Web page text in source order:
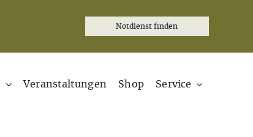
Notdienst finden
Veranstaltungen Shop Service